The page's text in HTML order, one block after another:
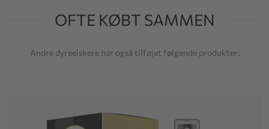
OFTE KØBT SAMMEN
Andre dyreelskere har også tilføjet følgende produkter: